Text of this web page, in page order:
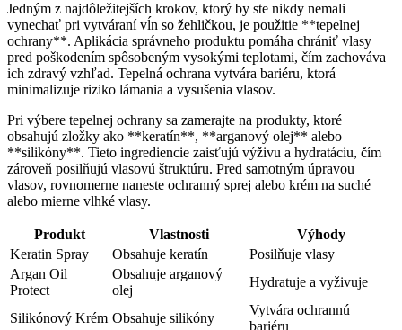
Jedným z najdôležitejších krokov, ktorý by ste nikdy nemali
vynechať pri vytváraní vĺn so žehličkou, je použitie **tepelnej
ochrany**. Aplikácia správneho produktu pomáha chrániť vlasy
pred poškodením spôsobeným vysokými teplotami, čím zachováva
ich zdravý vzhľad. Tepelná ochrana vytvára bariéru, ktorá
minimalizuje riziko lámania a vysušenia vlasov.
Pri výbere tepelnej ochrany sa zamerajte na produkty, ktoré
obsahujú zložky ako **keratín**, **arganový olej** alebo
**silikóny**. Tieto ingrediencie zaisťujú výživu a hydratáciu, čím
zároveň posilňujú vlasovú štruktúru. Pred samotným úpravou
vlasov, rovnomerne naneste ochranný sprej alebo krém na suché
alebo mierne vlhké vlasy.
Produkt Vlastnosti
Výhody
Keratin Spray
Obsahuje keratín
Posilňuje vlasy
Argan Oil
Protect
Obsahuje arganový
olej
Hydratuje a vyživuje
Silikónový Krém Obsahuje silikóny
Vytvára ochrannú
bariéru